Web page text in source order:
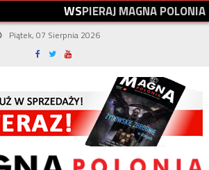
WSPIERAJMAGNAPOLONIA
Piątek, 07 Sierpnia 2026